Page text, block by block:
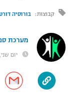
"מעל הליגה" –
"מחצית
משתתפים
בני יהודה
UFC
היאבקות WWE
אופניים
ספורט מוטורי
קבוצות: בורוסיה
מערכת
יום שני, 10:16, 17.05.21